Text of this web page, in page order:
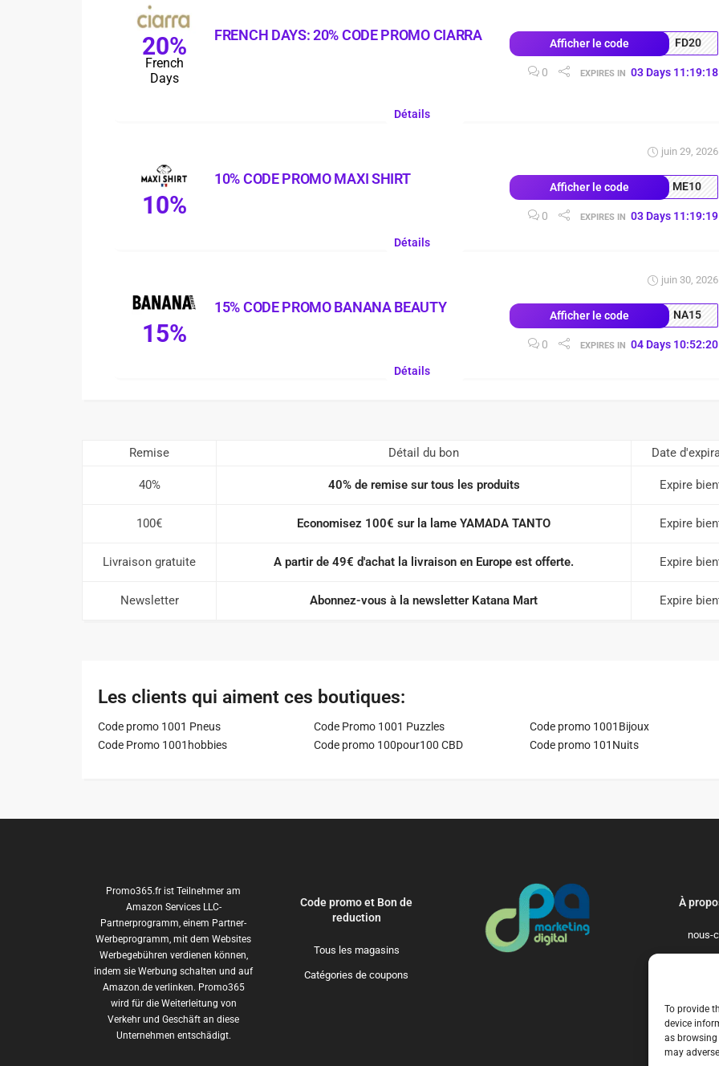
To provide
device
as
may
20%
French
Days
FRENCH DAYS: 20% CODE PROMO CIARRA Afficher le code FD20
0 EXPIRES IN 03 Days 11:19:17
Détails
10%
10% CODE PROMO MAXI SHIRT
juin 29, 2026
Afficher le code ME10
0 EXPIRES IN 03 Days 11:19:18
Détails
15%
15% CODE PROMO BANANA BEAUTY
juin 30, 2026
Afficher le code NA15
0 EXPIRES IN 04 Days 10:52:19
Détails
Remise Détail du bon Date
40% 40% de remise sur tous les produits Expire
100€ Economisez 100€ sur la lame YAMADA TANTO Expire
Livraison gratuite A partir de 49€ d'achat la livraison en Europe est offerte. Expire
Newsletter Abonnez-vous à la newsletter Katana Mart Expire
Les clients qui aiment ces boutiques:
Code promo 1001 Pneus Code Promo 1001 Puzzles
Code promo 1001Bijoux
Code Promo 1001hobbies
Code promo 100pour100 CBD Code promo 101Nuits
Promo365.fr ist Teilnehmer am
Amazon Services LLC-
Partnerprogramm, einem Partner-
Werbeprogramm, mit dem Websites
Werbegebühren verdienen können,
indem sie Werbung schalten und auf
Amazon.de verlinken. Promo365
wird für die Weiterleitung von
Verkehr und Geschäft an diese
Unternehmen entschädigt.
Code promo et Bon de
reduction
Tous les magasins
Catégories de coupons
À
nous-